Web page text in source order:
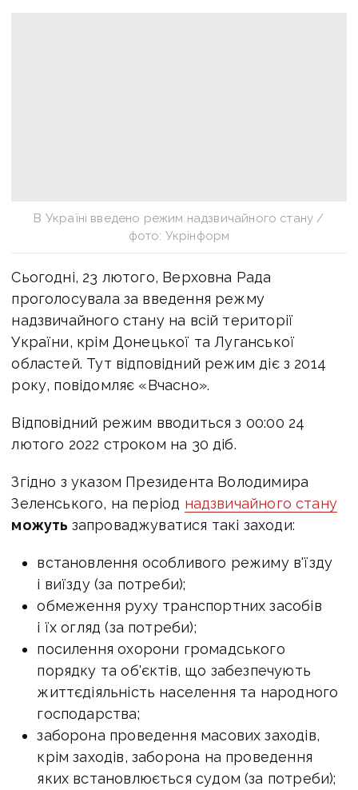
В Україні введено режим надзвичайного стану /
фото: Укрінформ
Сьогодні, 23 лютого, Верховна Рада
проголосувала за введення режму
надзвичайного стану на всій території
України, крім Донецької та Луганської
областей. Тут відповідний режим діє з 2014
року, повідомляє «Вчасно».
Відповідний режим вводиться з 00:00 24
лютого 2022 строком на 30 діб.
Згідно з указом Президента Володимира
Зеленського, на період надзвичайного стану
можуть запроваджуватися такі заходи:
встановлення особливого режиму в'їзду
і виїзду (за потреби);
обмеження руху транспортних засобів
і їх огляд (за потреби);
посилення охорони громадського
порядку та об'єктів, що забезпечують
життєдіяльність населення та народного
господарства;
заборона проведення масових заходів,
крім заходів, заборона на проведення
яких встановлюється судом (за потреби);